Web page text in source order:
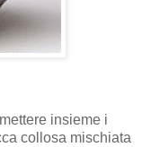
insieme i
collosa mischiata